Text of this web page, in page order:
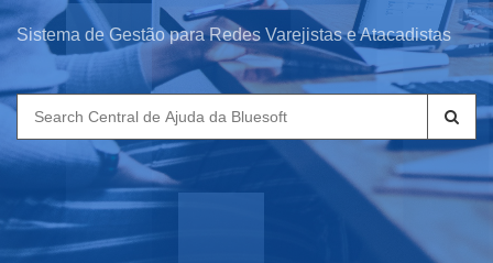
Sistema de Gestão para Redes Varejistas e Atacadistas
Search
for: